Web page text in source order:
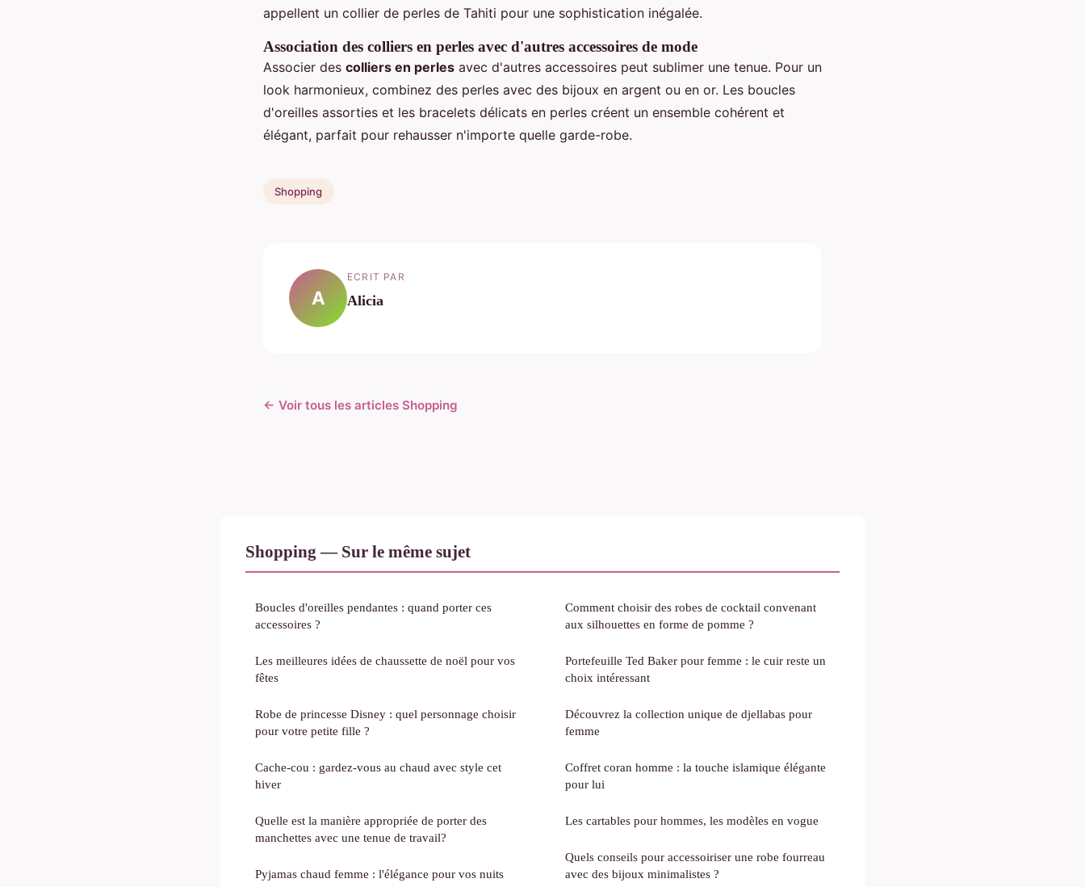
appellent un collier de perles de Tahiti pour une sophistication inégalée.
Association des colliers en perles avec d'autres accessoires de mode
Associer des colliers en perles avec d'autres accessoires peut sublimer une tenue. Pour un
look harmonieux, combinez des perles avec des bijoux en argent ou en or. Les boucles
d'oreilles assorties et les bracelets délicats en perles créent un ensemble cohérent et
élégant, parfait pour rehausser n'importe quelle garde-robe.
Shopping
A
ECRIT PAR
Alicia
← Voir tous les articles Shopping
Shopping — Sur le même sujet
Boucles d'oreilles pendantes : quand porter ces
accessoires ?
Les meilleures idées de chaussette de noël pour vos
fêtes
Robe de princesse Disney : quel personnage choisir
pour votre petite fille ?
Cache-cou : gardez-vous au chaud avec style cet
hiver
Quelle est la manière appropriée de porter des
manchettes avec une tenue de travail?
Pyjamas chaud femme : l'élégance pour vos nuits
Comment choisir des robes de cocktail convenant
aux silhouettes en forme de pomme ?
Portefeuille Ted Baker pour femme : le cuir reste un
choix intéressant
Découvrez la collection unique de djellabas pour
femme
Coffret coran homme : la touche islamique élégante
pour lui
Les cartables pour hommes, les modèles en vogue
Quels conseils pour accessoiriser une robe fourreau
avec des bijoux minimalistes ?